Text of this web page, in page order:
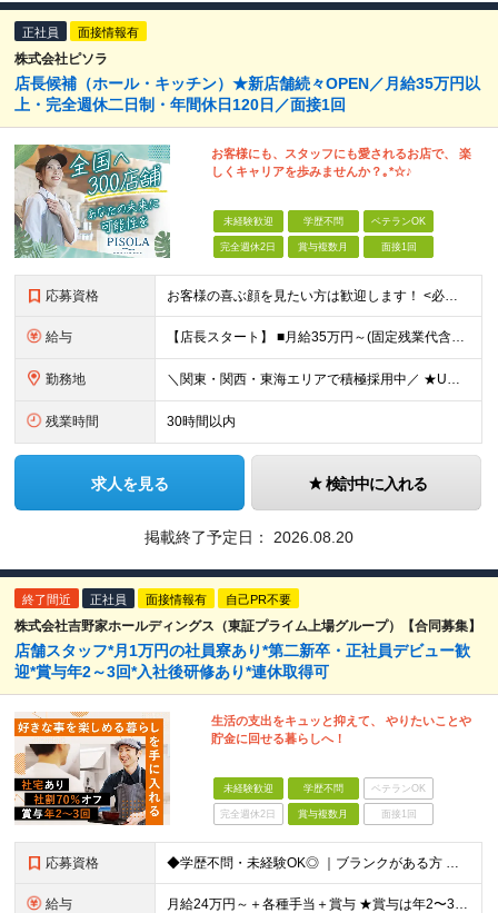
正社員 面接情報有
株式会社ピソラ
店長候補（ホール・キッチン）★新店舗続々OPEN／月給35万円以
上・完全週休二日制・年間休日120日／面接1回
お客様にも、スタッフにも愛されるお店で、 楽
しくキャリアを歩みませんか？｡*☆♪
未経験歓迎 学歴不問 ベテランOK
完全週休2日 賞与複数月 面接1回
応募資格 お客様の喜ぶ顔を見たい方は歓迎します！ <必須条件> ☆学歴不問 ☆飲食業での店長やマネージメント経験をお持ちの方（業種・年数不問） <歓迎条件> ☆何らかの業種での店長・マネージャーの経験 ☆て
給与 【店長スタート】 ■月給35万円～(固定残業代含む) ※給与額は経験と能力を考慮の上、決定いたします。 ※固定残業代は、時間外労働の有無に関わらず19時間分を、月42,200円支給 ※上記を超える時
勤務地 ＼関東・関西・東海エリアで積極採用中／ ★U・Iターン歓迎！ ★住居手当有り（規定あり） ★WEB面接1回のみ！ ★現在のお住まいから引っ越しが必要な場合には、 住居取得にかかる初期費用・引っ越し
残業時間 30時間以内
求人を見る 検討中に入れる
掲載終了予定日： 2026.08.20
終了間近 正社員 面接情報有 自己PR不要
株式会社吉野家ホールディングス（東証プライム上場グループ）【合同募集】
店舗スタッフ*月1万円の社員寮あり*第二新卒・正社員デビュー歓
迎*賞与年2～3回*入社後研修あり*連休取得可
生活の支出をキュッと抑えて、 やりたいことや
貯金に回せる暮らしへ！
未経験歓迎 学歴不問 ベテランOK
完全週休2日 賞与複数月 面接1回
応募資格 ◆学歴不問・未経験OK◎ ｜ブランクがある方 ｜転職回数が気になる方 ｜飲食業界にチャレンジしたい方 ｜副業OK どんな方も大歓迎！「やってみたい」という気持ちがあればOKです◎
給与 月給24万円～＋各種手当＋賞与 ★賞与は年2〜3回支給 （7月・12月の年2回＋会社業績により2月に決算賞与あり） ★家賃1万円の格安寮や70%オフの食事補助により、毎月の支出を大幅に抑えられます。